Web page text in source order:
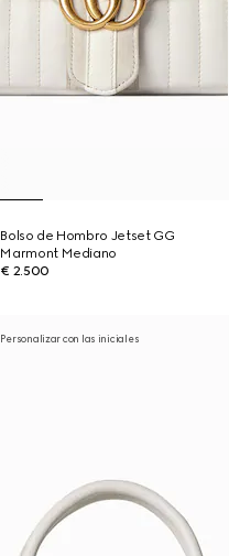
Bolso de Hombro Jetset GG
Marmont Mediano
€ 2.500
Personalizar con las iniciales